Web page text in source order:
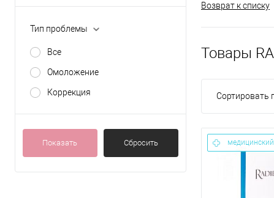
Тип проблемы
Все
Омоложение
Коррекция
Показать Сбросить
Возврат к списку
Товары
Сортировать